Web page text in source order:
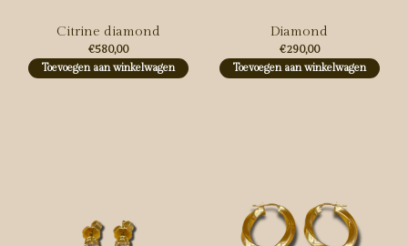
Citrine diamond
€580,00
Toevoegen aan winkelwagen
Diamond
€290,00
Toevoegen aan winkelwagen